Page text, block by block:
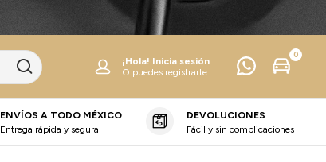
¡Hola! Inicia sesión
O puedes registrarte
0
ENVÍOS A TODO MÉXICO
Entrega rápida y segura
DEVOLUCIONES
Fácil y sin complicaciones